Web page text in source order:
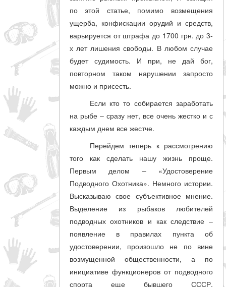
по этой статье, помимо возмещения
ущерба, конфискации орудий и средств,
варьируется от штрафа до 1700 грн. до 3-
х лет лишения свободы. В любом случае
будет судимость. И при, не дай бог,
повторном таком нарушении запросто
можно и присесть.
Если кто то собирается заработать
на рыбе – сразу нет, все очень жестко и с
каждым днем все жестче.
Перейдем теперь к рассмотрению
того как сделать нашу жизнь проще.
Первым делом – «Удостоверение
Подводного Охотника». Немного истории.
Высказываю свое субъективное мнение.
Выделение из рыбаков любителей
подводных охотников и как следствие –
появление в правилах пункта об
удостоверении, произошло не по вине
возмущенной общественности, а по
инициативе функционеров от подводного
спорта еще бывшего СССР.